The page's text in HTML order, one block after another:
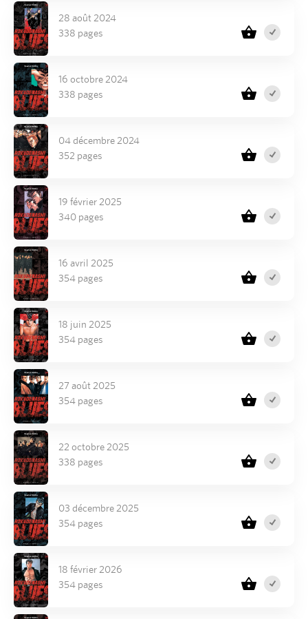
28 août 2024
338 pages
16 octobre 2024
338 pages
04 décembre 2024
352 pages
19 février 2025
340 pages
16 avril 2025
354 pages
18 juin 2025
354 pages
27 août 2025
354 pages
22 octobre 2025
338 pages
03 décembre 2025
354 pages
18 février 2026
354 pages